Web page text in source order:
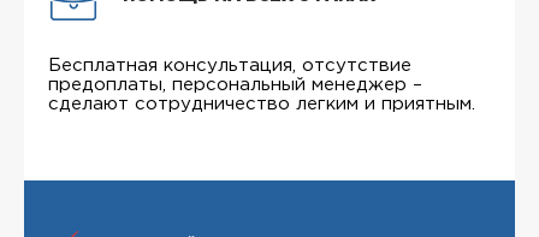
Бесплатная консультация, отсутствие
предоплаты, персональный менеджер –
сделают сотрудничество легким и приятным.